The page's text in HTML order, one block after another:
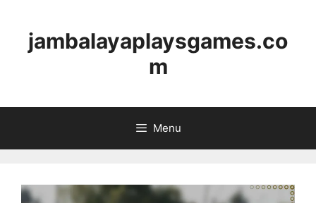
contentjambalayaplaysgames.co
m
Menu